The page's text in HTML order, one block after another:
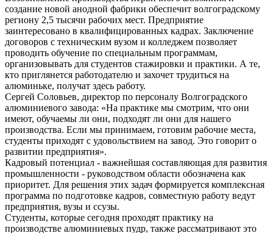
создание новой анодной фабрики обеспечит волгоградскому
региону 2,5 тысячи рабочих мест. Предприятие
заинтересовано в квалифицированных кадрах. Заключение
договоров с техническим вузом и колледжем позволяет
проводить обучение по специальным программам,
организовывать для студентов стажировки и практики. А те,
кто приглянется работодателю и захочет трудиться на
алюминьке, получат здесь работу.
Сергей Соловьев, директор по персоналу Волгоградского
алюминиевого завода: «На практике мы смотрим, что они
имеют, обучаемы ли они, подходят ли они для нашего
производства. Если мы принимаем, готовим рабочие места,
студенты приходят с удовольствием на завод. Это говорит о
развитии предприятия».
Кадровый потенциал - важнейшая составляющая для развития
промышленности - руководством области обозначена как
приоритет. Для решения этих задач формируется комплексная
программа по подготовке кадров, совместную работу ведут
предприятия, вузы и ссузы.
Студенты, которые сегодня проходят практику на
производстве алюминиевых пудр, также рассматривают это